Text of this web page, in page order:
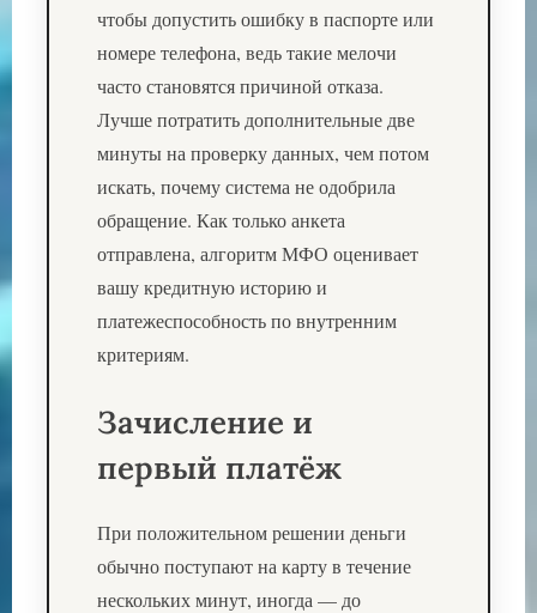
чтобы допустить ошибку в паспорте или
номере телефона, ведь такие мелочи
часто становятся причиной отказа.
Лучше потратить дополнительные две
минуты на проверку данных, чем потом
искать, почему система не одобрила
обращение. Как только анкета
отправлена, алгоритм МФО оценивает
вашу кредитную историю и
платежеспособность по внутренним
критериям.
Зачисление и
первый платёж
При положительном решении деньги
обычно поступают на карту в течение
нескольких минут, иногда — до